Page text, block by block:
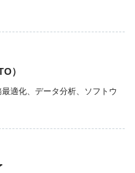
）
適化、データ分析、ソフトウ